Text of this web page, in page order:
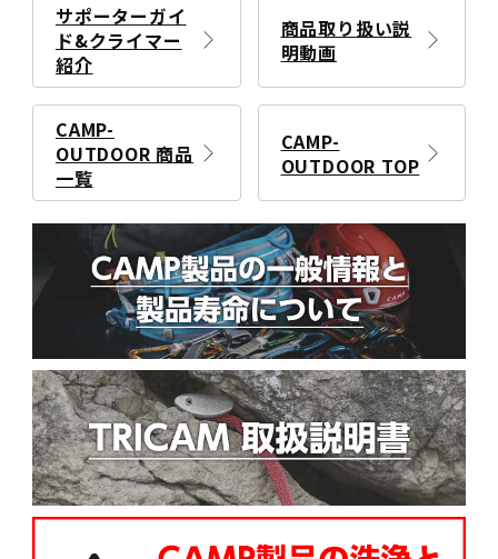
サポーターガイ
ド&クライマー
紹介
商品取り扱い説
明動画
CAMP-
OUTDOOR 商品
一覧
CAMP-
OUTDOOR TOP